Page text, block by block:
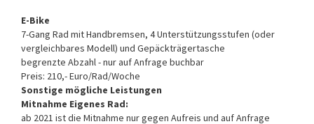
E-Bike
7-Gang Rad mit Handbremsen, 4 Unterstützungsstufen (oder
vergleichbares Modell) und Gepäckträgertasche
begrenzte Abzahl - nur auf Anfrage buchbar
Preis: 210,- Euro/Rad/Woche
Sonstige mögliche Leistungen
Mitnahme Eigenes Rad:
ab 2021 ist die Mitnahme nur gegen Aufreis und auf Anfrage